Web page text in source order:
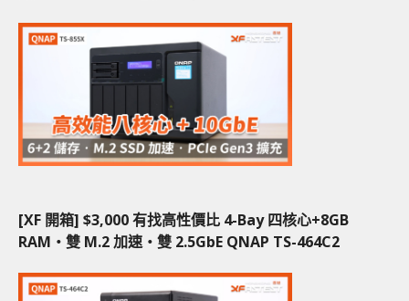
[XF 開箱] $3,000 有找高性價比 4-Bay 四核心+8GB
RAM‧雙 M.2 加速‧雙 2.5GbE QNAP TS-464C2